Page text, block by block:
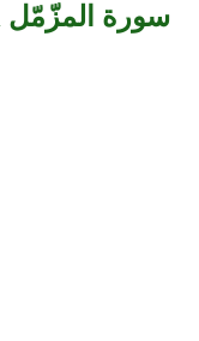
73. Surah Al-Muzzammil سورة المزّمّل